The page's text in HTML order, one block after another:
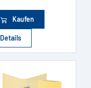
Kaufen
Details